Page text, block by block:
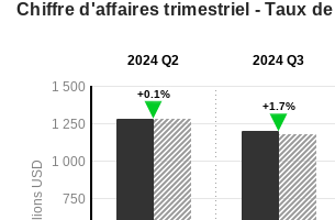
Chiffre d'affaires trimestriel - Taux